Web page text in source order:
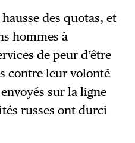
des quotas, et
hommes à
de peur d’être
contre leur volonté
sur la ligne
russes ont durci